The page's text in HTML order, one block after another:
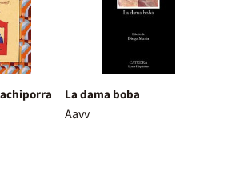
La dama boba
Aavv